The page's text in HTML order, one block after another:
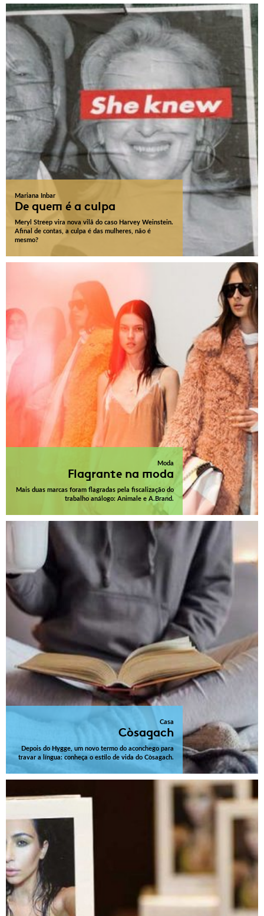
Mariana Inbar
De quem é a culpa
Meryl Streep vira nova vilã do caso Harvey Weinstein.
Afinal de contas, a culpa é das mulheres, não é
mesmo?
Moda
Flagrante na moda
Mais duas marcas foram flagradas pela fiscalização do
trabalho análogo: Animale e A.Brand.
Casa
Còsagach
Depois do Hygge, um novo termo do aconchego para
travar a língua: conheça o estilo de vida do Còsagach.